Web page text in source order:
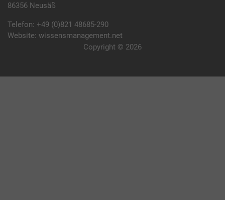
86356 Neusäß
Telefon: +49 (0)821 48685-290
Website: wissensmanagement.net
Copyright © 2026